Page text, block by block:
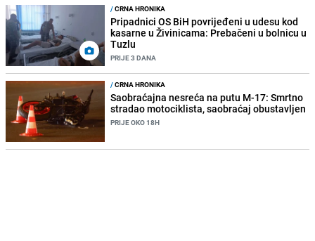
/CRNA HRONIKA
Pripadnici OS BiH povrijeđeni u udesu kod
kasarne u Živinicama: Prebačeni u bolnicu u
Tuzlu
PRIJE 3 DANA
/CRNA HRONIKA
Saobraćajna nesreća na putu M-17: Smrtno
stradao motociklista, saobraćaj obustavljen
PRIJE OKO 18H